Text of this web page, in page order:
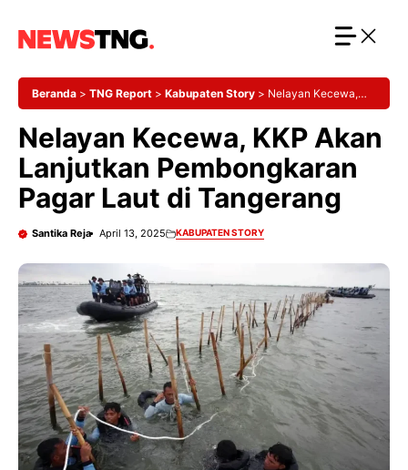
Beranda > TNG Report > Kabupaten Story > Nelayan Kecewa,
Nelayan Kecewa, KKP Akan
Lanjutkan Pembongkaran
Pagar Laut di Tangerang
Santika Reja April 13, 2025 KABUPATEN STORY